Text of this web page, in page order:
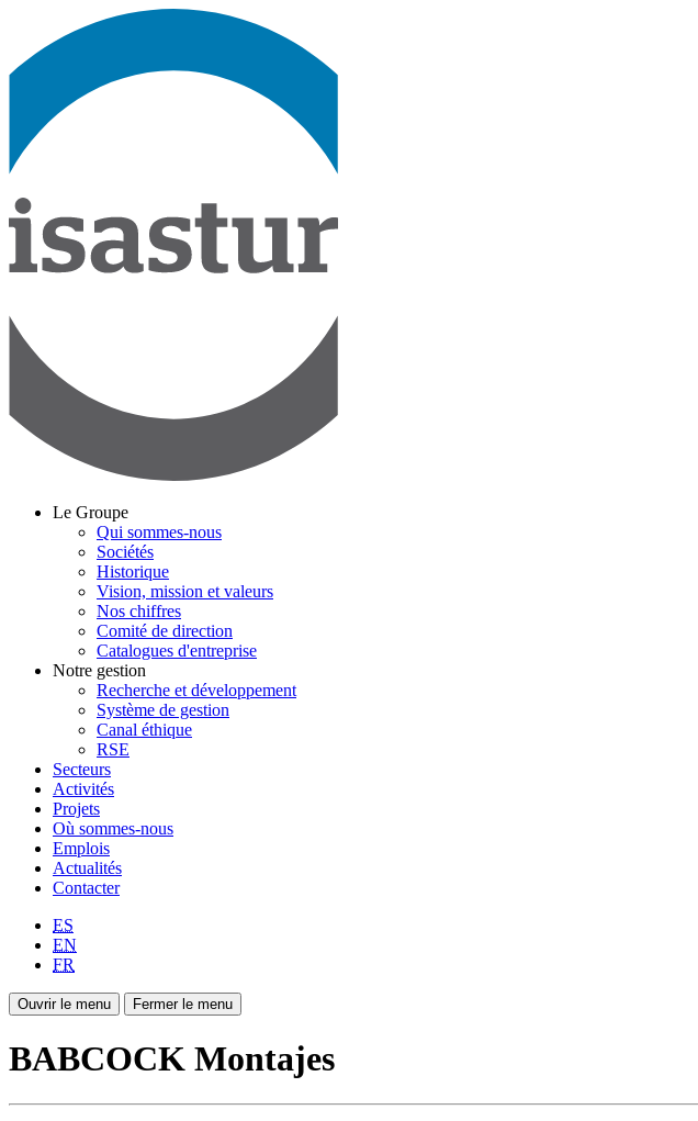
Le Groupe
Qui sommes-nous
Sociétés
Historique
Vision, mission et valeurs
Nos chiffres
Comité de direction
Catalogues d'entreprise
Notre gestion
Recherche et développement
Système de gestion
Canal éthique
RSE
Secteurs
Activités
Projets
Où sommes-nous
Emplois
Actualités
Contacter
ES
EN
FR
Ouvrir le menu Fermer le menu
BABCOCK Montajes